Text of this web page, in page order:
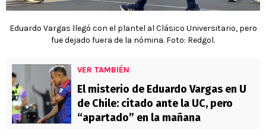
Eduardo Vargas llegó con el plantel al Clásico Universitario, pero
fue dejado fuera de la nómina. Foto: Redgol.
VER TAMBIÉN
El misterio de Eduardo Vargas en U
de Chile: citado ante la UC, pero
“apartado” en la mañana